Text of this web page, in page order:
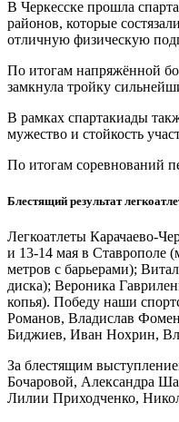
В Черкесске прошла
районов, которые
отличную физическую
По итогам напряжённой
замкнула тройку
В рамках спартакиады
мужество и стойкость
По итогам соревнований
Блестящий результат
Легкоатлеты Карачаево-
и 13-14 мая в Ставрополе
метров с барьерами);
диска); Вероника
копья). Победу наши
Романов, Владислав
Биджиев, Иван Нохрин,
За блестящим
Бочаровой, Александра
Лилии Приходченко,